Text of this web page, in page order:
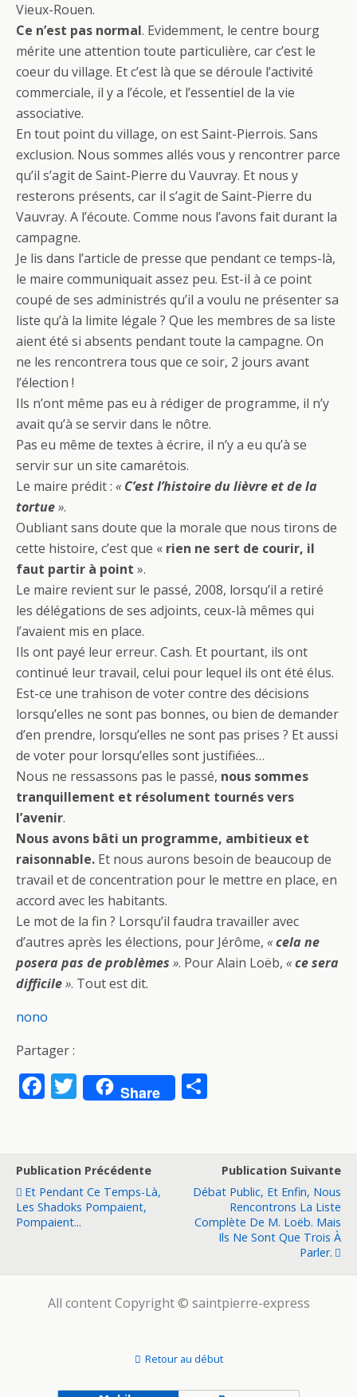
Vieux-Rouen.
Ce n’est pas normal. Evidemment, le centre bourg
mérite une attention toute particulière, car c’est le
coeur du village. Et c’est là que se déroule l’activité
commerciale, il y a l’école, et l’essentiel de la vie
associative.
En tout point du village, on est Saint-Pierrois. Sans
exclusion. Nous sommes allés vous y rencontrer parce
qu’il s’agit de Saint-Pierre du Vauvray. Et nous y
resterons présents, car il s’agit de Saint-Pierre du
Vauvray. A l’écoute. Comme nous l’avons fait durant la
campagne.
Je lis dans l’article de presse que pendant ce temps-là,
le maire communiquait assez peu. Est-il à ce point
coupé de ses administrés qu’il a voulu ne présenter sa
liste qu’à la limite légale ? Que les membres de sa liste
aient été si absents pendant toute la campagne. On
ne les rencontrera tous que ce soir, 2 jours avant
l’élection !
Ils n’ont même pas eu à rédiger de programme, il n’y
avait qu’à se servir dans le nôtre.
Pas eu même de textes à écrire, il n’y a eu qu’à se
servir sur un site camarétois.
Le maire prédit : « C’est l’histoire du lièvre et de la
tortue».
Oubliant sans doute que la morale que nous tirons de
cette histoire, c’est que « rien ne sert de courir, il
faut partir à point ».
Le maire revient sur le passé, 2008, lorsqu’il a retiré
les délégations de ses adjoints, ceux-là mêmes qui
l’avaient mis en place.
Ils ont payé leur erreur. Cash. Et pourtant, ils ont
continué leur travail, celui pour lequel ils ont été élus.
Est-ce une trahison de voter contre des décisions
lorsqu’elles ne sont pas bonnes, ou bien de demander
d’en prendre, lorsqu’elles ne sont pas prises ? Et aussi
de voter pour lorsqu’elles sont justifiées…
Nous ne ressassons pas le passé, nous sommes
tranquillement et résolument tournés vers
l’avenir.
Nous avons bâti un programme, ambitieux et
raisonnable. Et nous aurons besoin de beaucoup de
travail et de concentration pour le mettre en place, en
accord avec les habitants.
Le mot de la fin ? Lorsqu’il faudra travailler avec
d’autres après les élections, pour Jérôme, «cela ne
posera pas de problèmes ». Pour Alain Loëb, «ce sera
difficile». Tout est dit.
nono
Partager :
F
b
o
o
T
w
er
Share
g
er
Publication Précédente
Et Pendant Ce Temps-Là,
Les Shadoks Pompaient,
Pompaient...
Publication Suivante
Débat Public, Et Enfin, Nous
Rencontrons La Liste
Complète De M. Loëb. Mais
Ils Ne Sont Que Trois À
Parler.
All content Copyright © saintpierre-express
Retour au début